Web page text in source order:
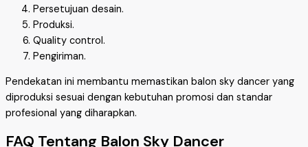
Persetujuan desain.
Produksi.
Quality control.
Pengiriman.
Pendekatan ini membantu memastikan balon sky dancer yang
diproduksi sesuai dengan kebutuhan promosi dan standar
profesional yang diharapkan.
FAQ Tentang Balon Sky Dancer